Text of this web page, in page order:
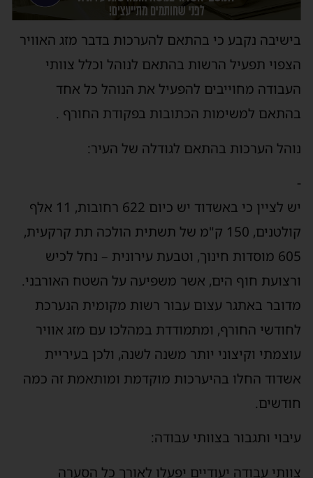
בישיבה נקבע כי בהתאם להערכות בדבר מזג האוויר
הצפוי תפעיל הרשות בהתאם לנוהל וכלל צוותי
העבודה מחוייבים להפעיל את הנוהל כל אחד
בהתאם למשימות הכתובות בפקודת החורף .
נוהל הערכות בהתאם לגודלה של העיר:
-
יש לציין כי באשדוד יש כיום 622 רחובות, 11 אלף
קולטנים, 150 ק"מ של תשתית הולכה תת קרקעית,
605 מוסדות חינוך, וטבעת עירונית – נחל לכיש
ורצועת חוף הים, אשר משפיעה על השטח האורבני.
מדובר באתגר עצום עבור רשות מקומית הנערכת
לחודשי החורף, ומתמודדת במהלכו עם מזג אוויר
עוצמתי וקיצוני יותר משנה לשנה, ולכן בעיריית
אשדוד החלו בהיערכות מוקדמת ומותאמת זה כמה
חודשים.
עיבוי ותגבור בצוותי עבודה:
צוותי עבודה יעודיים יפעלו לאורך כל הסערה